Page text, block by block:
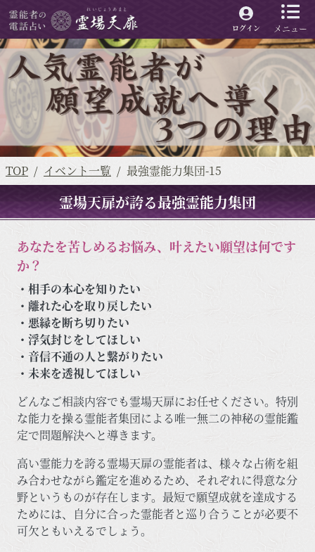
メニュー
ログイン
TOP イベント一覧 最強霊能力集団-15
霊場天扉が誇る最強霊能力集団
あなたを苦しめるお悩み、叶えたい願望は何です
か？
・相手の本心を知りたい
・離れた心を取り戻したい
・悪縁を断ち切りたい
・浮気封じをしてほしい
・音信不通の人と繋がりたい
・未来を透視してほしい
どんなご相談内容でも霊場天扉にお任せください。特別
な能力を操る霊能者集団による唯一無二の神秘の霊能鑑
定で問題解決へと導きます。
高い霊能力を誇る霊場天扉の霊能者は、様々な占術を組
み合わせながら鑑定を進めるため、それぞれに得意な分
野というものが存在します。最短で願望成就を達成する
ためには、自分に合った霊能者と巡り合うことが必要不
可欠ともいえるでしょう。